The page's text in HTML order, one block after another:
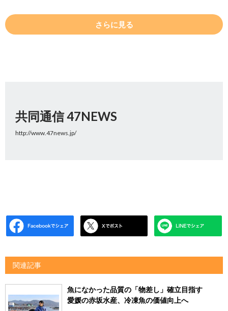
さらに見る
共同通信 47NEWS
http://www.47news.jp/
関連記事
魚になかった品質の「物差し」確立目指す
愛媛の赤坂水産、冷凍魚の価値向上へ